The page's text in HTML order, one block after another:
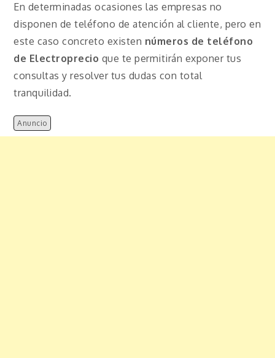
En determinadas ocasiones las empresas no
disponen de teléfono de atención al cliente, pero en
este caso concreto existen números de teléfono
de Electroprecio que te permitirán exponer tus
consultas y resolver tus dudas con total
tranquilidad.
Anuncio